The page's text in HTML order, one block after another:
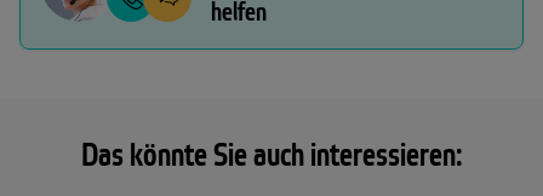
Das könnte Sie auch interessieren:
helfen